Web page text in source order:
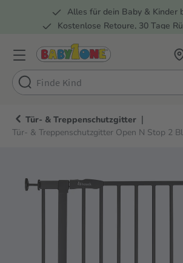
Zur Hauptnavigation springen
Alles für dein Baby & Kinder
Kostenlose Retoure, 30 Tage
Tür- & Treppenschutzgitter |
Tür- & Treppenschutzgitter Open N Stop 2